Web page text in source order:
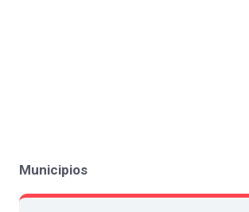
Municipios